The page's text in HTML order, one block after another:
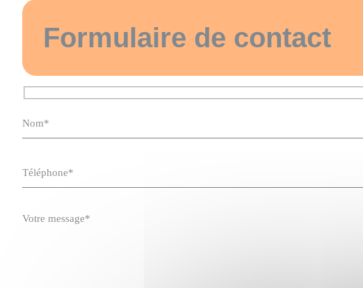
Formulaire de contact